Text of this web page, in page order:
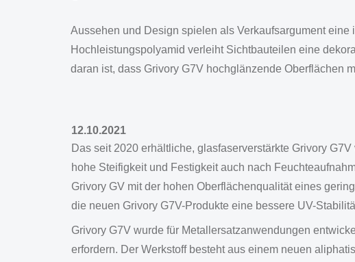
Aussehen und Design spielen als Verkaufsargument
Hochleistungspolyamid verleiht Sichtbauteilen eine
daran ist, dass Grivory G7V hochglänzende Oberflächen
12.10.2021
Das seit 2020 erhältliche, glasfaserverstärkte Grivory
hohe Steifigkeit und Festigkeit auch nach
Grivory GV mit der hohen Oberflächenqualität eines
die neuen Grivory G7V-Produkte eine bessere UV-
Grivory G7V wurde für Metallersatzanwendungen
erfordern. Der Werkstoff besteht aus einem neuen